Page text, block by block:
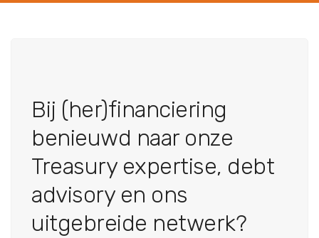
Bij (her)financiering
benieuwd naar onze
Treasury expertise, debt
advisory en ons
uitgebreide netwerk?